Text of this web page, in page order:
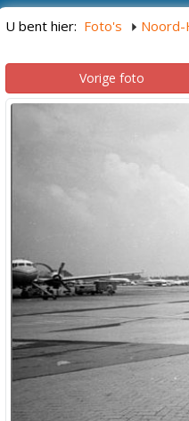
U bent hier: Foto's Noord-
Vorige foto